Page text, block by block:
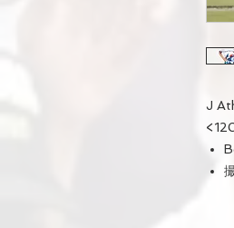
J